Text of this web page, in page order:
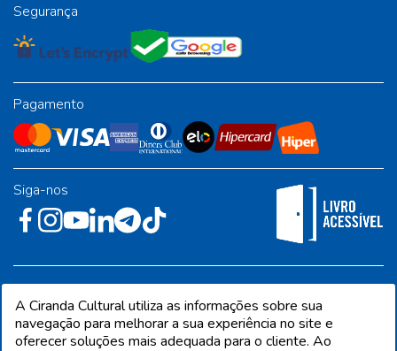
Segurança
Pagamento
Siga-nos
Industrial - Jandira/SP - CEP 06612-001
A Ciranda Cultural utiliza as informações sobre sua
navegação para melhorar a sua experiência no site e
oferecer soluções mais adequada para o cliente. Ao